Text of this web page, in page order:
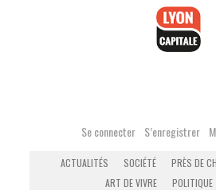
Se connecter S’enregistrer
ACTUALITÉS SOCIÉTÉ PRÈS DE
ART DE VIVRE
POLITIQUE